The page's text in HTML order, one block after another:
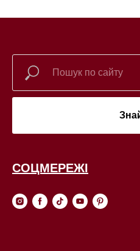
СОЦМЕРЕЖІ